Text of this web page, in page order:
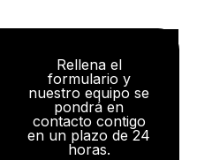
Rellena el
formulario y
nuestro equipo se
pondrá en
contacto contigo
en un plazo de 24
horas.